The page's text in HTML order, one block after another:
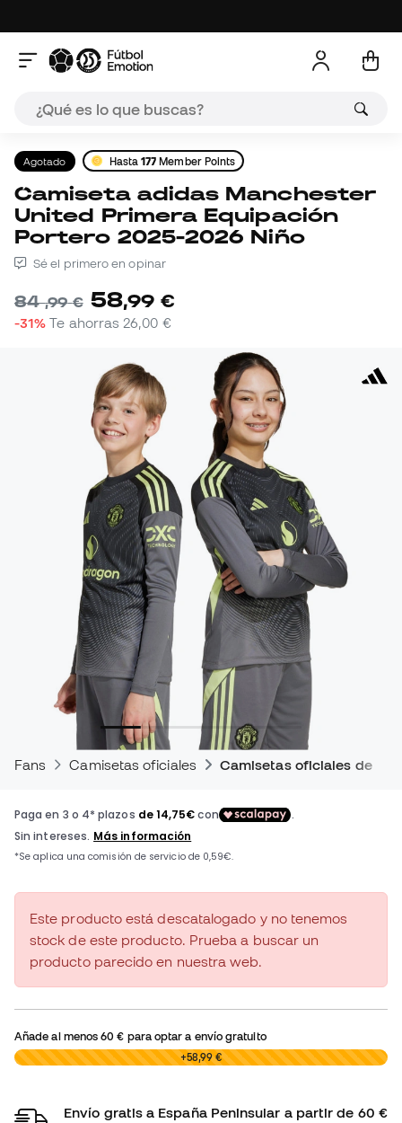
Agotado Hasta177 Member Points
Camiseta adidas Manchester
United Primera Equipación
Portero 2025-2026 Niño
Sé el primero en opinar
84,99 € 58,99 €
-31% Te ahorras 26,00 €
Fans Camisetas oficiales Camisetas oficiales de
Este producto está descatalogado y no tenemos
stock de este producto. Prueba a buscar un
producto parecido en nuestra web.
Añade al menos60 € para optar a envío gratuito
0,00 € +58,99 €
Envío gratis a España Peninsular a partir de 60 €